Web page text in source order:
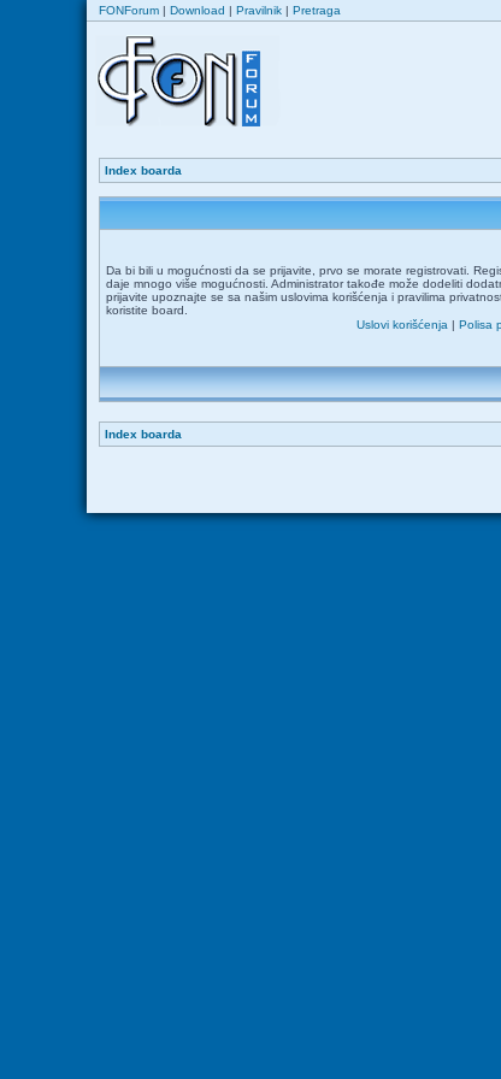
FONForum | Download | Pravilnik | Pretraga
Index boarda
Da bi bili u mogućnosti da se prijavite, prvo se morate registrovati.
daje mnogo više mogućnosti. Administrator takođe može dodeliti
prijavite upoznajte se sa našim uslovima korišćenja i pravilima
koristite board.
Uslovi korišćenja | Polisa
Index boarda